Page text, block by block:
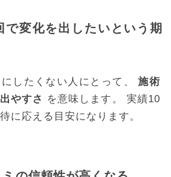
で変化を出したいという期
したくない人にとって、施術
やすさ
を意味します。 実績10
に応える目安になります。